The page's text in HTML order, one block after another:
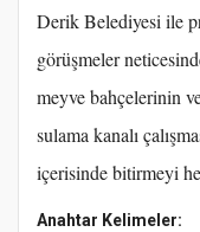
Derik Belediyesi ile
görüşmeler
meyve bahçelerinin
sulama kanalı
içerisinde bitirmeyi
Anahtar Kelimeler: